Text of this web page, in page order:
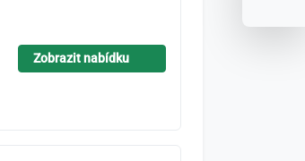
Zobrazit nabídku